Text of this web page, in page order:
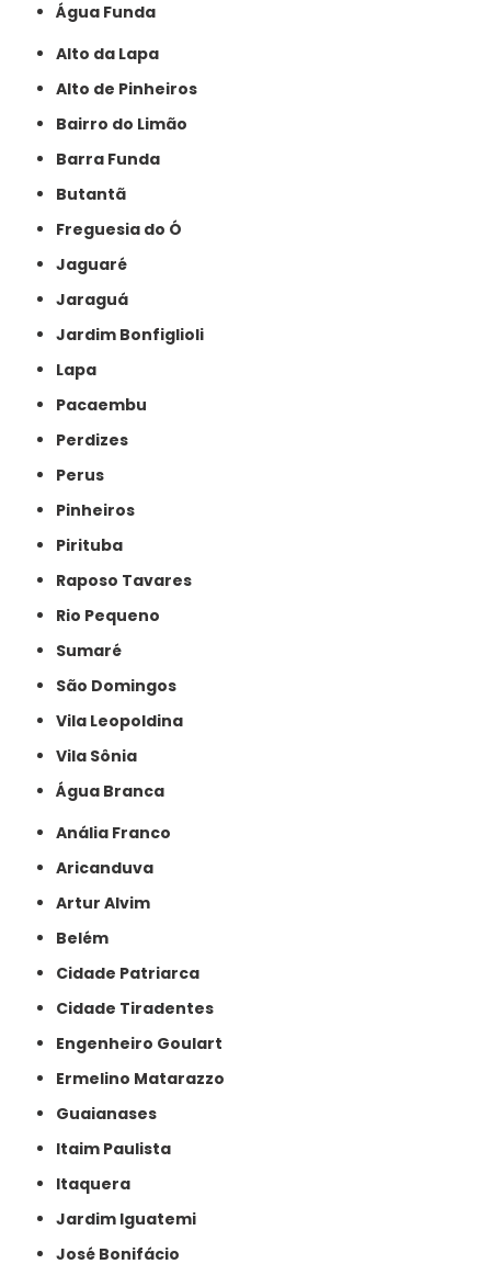
Água Funda
Alto da Lapa
Alto de Pinheiros
Bairro do Limão
Barra Funda
Butantã
Freguesia do Ó
Jaguaré
Jaraguá
Jardim Bonfiglioli
Lapa
Pacaembu
Perdizes
Perus
Pinheiros
Pirituba
Raposo Tavares
Rio Pequeno
Sumaré
São Domingos
Vila Leopoldina
Vila Sônia
Água Branca
Anália Franco
Aricanduva
Artur Alvim
Belém
Cidade Patriarca
Cidade Tiradentes
Engenheiro Goulart
Ermelino Matarazzo
Guaianases
Itaim Paulista
Itaquera
Jardim Iguatemi
José Bonifácio